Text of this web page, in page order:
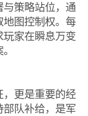
策略站位，通
图控制权。每
家在瞬息万变
更是重要的经
部队补给，是军